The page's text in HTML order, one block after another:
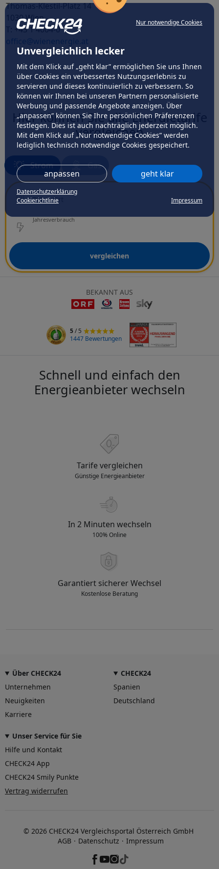
Nur notwendige Cookies
Unvergleichlich lecker
Mit dem Klick auf „geht klar” ermöglichen Sie uns Ihnen
über Cookies ein verbessertes Nutzungserlebnis zu
servieren und dieses kontinuierlich zu verbessern. So
können wir Ihnen bei unseren Partnern personalisierte
Werbung und passende Angebote anzeigen. Über
„anpassen” können Sie Ihre persönlichen Präferenzen
festlegen. Dies ist auch nachträglich jederzeit möglich.
Mit dem Klick auf „Nur notwendige Cookies” werden
lediglich technisch notwendige Cookies gespeichert.
anpassen geht klar
Datenschutzerklärung
Cookierichtlinie
Impressum
Thomas-Klestil-Platz 14
1030 Wien
T: +43 1 4004-0
office@wienenergie.at
Hier können Sie alle Energietarife
vergleichen
Strom Gas
PLZ & Ort
Ort
Netzbetreiber
Jahresverbrauch
vergleichen
BEKANNT AUS
5/ 5
1447 Bewertungen
Schnell und einfach den
Energieanbieter wechseln
Tarife vergleichen
Günstige Energieanbieter
In 2 Minuten wechseln
100% Online
Garantiert sicherer Wechsel
Kostenlose Beratung
Über CHECK24
Unternehmen
Neuigkeiten
Karriere
CHECK24
Spanien
Deutschland
Unser Service für Sie
Hilfe und Kontakt
CHECK24 App
CHECK24 Smily Punkte
Vertrag widerrufen
© 2026 CHECK24 Vergleichsportal Österreich GmbH
AGB
Datenschutz Impressum